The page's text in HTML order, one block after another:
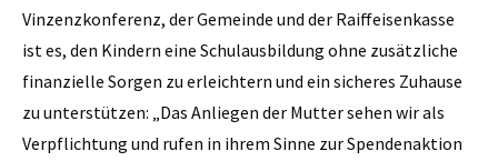
Vinzenzkonferenz, der Gemeinde und der Raiffeisenkasse
ist es, den Kindern eine Schulausbildung ohne zusätzliche
finanzielle Sorgen zu erleichtern und ein sicheres Zuhause
zu unterstützen: „Das Anliegen der Mutter sehen wir als
Verpflichtung und rufen in ihrem Sinne zur Spendenaktion